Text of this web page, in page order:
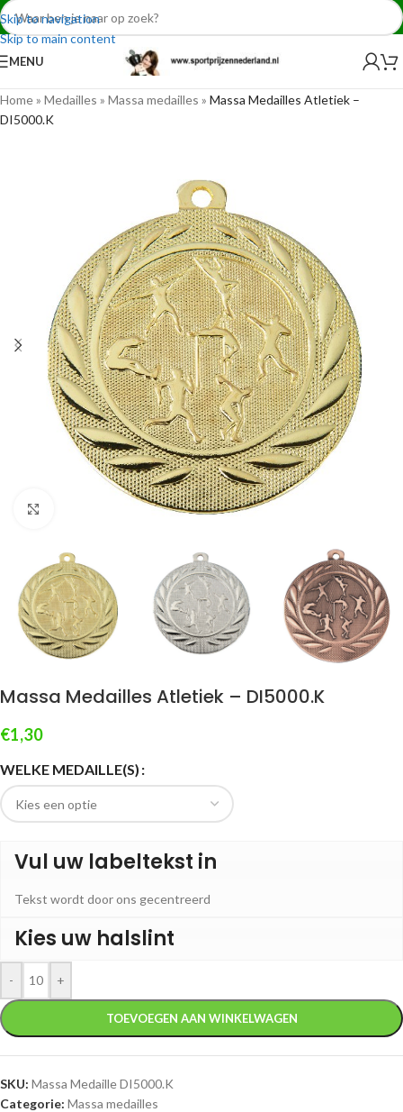
Skip to navigation
Skip to main content
MENU
Home» Medailles » Massa medailles » Massa Medailles Atletiek –
DI5000.K
Klik om te vergroten
Massa Medailles Atletiek – DI5000.K
€1,30
WELKE MEDAILLE(S)
Vul uw labeltekst in
Tekst wordt door ons gecentreerd
Kies uw halslint
- +
TOEVOEGEN AAN WINKELWAGEN
SKU: Massa Medaille DI5000.K
Categorie: Massa medailles